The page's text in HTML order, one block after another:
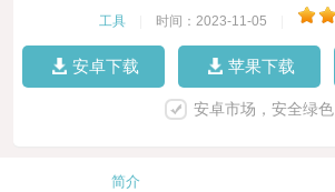
工具 时间：2023-11-05
安卓下载 苹果下载
安卓市场，安全绿色
简介